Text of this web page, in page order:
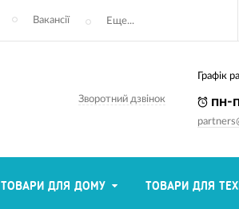
Вакансії Еще...
Зворотний дзвінок
Графік
пн-
ТОВАРИ ДЛЯ ДОМУ ТОВАРИ ДЛЯ